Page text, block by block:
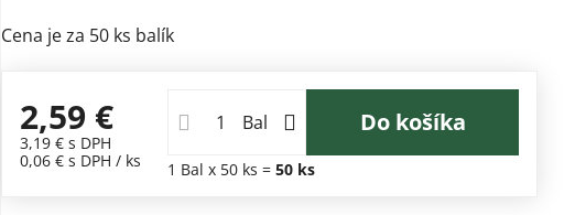
Cena je za 50 ks balík
2,59 €
3,19 €s DPH
0,06 € s DPH / ks
Bal Do košíka
1 Bal x 50 ks = 50ks